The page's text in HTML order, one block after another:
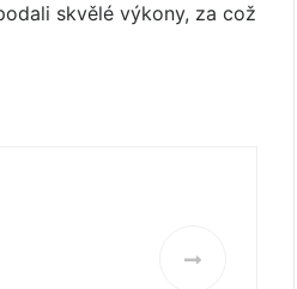
skvělé výkony, za což